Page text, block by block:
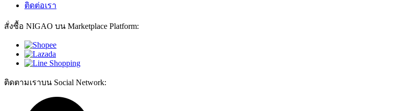
ติดต่อเรา
สั่งซื้อ NIGAO บน Marketplace Platform:
ติดตามเราบน Social Network: